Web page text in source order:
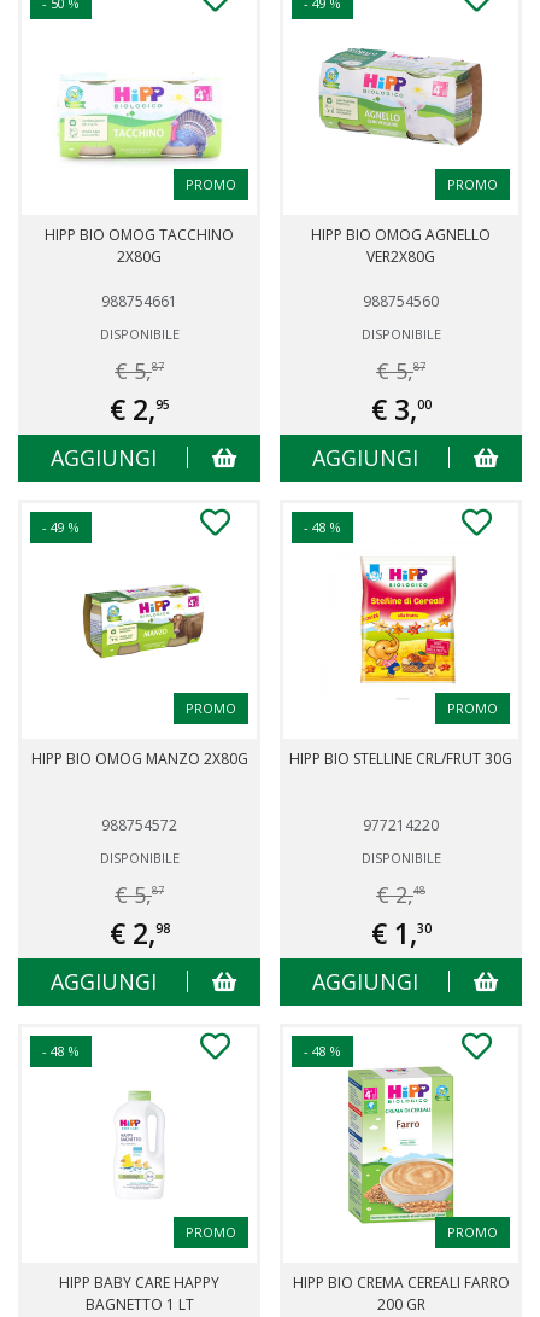
PROMO
HIPP BIO OMOG TACCHINO
2X80G
988754661
DISPONIBILE
€ 5,87
€ 2,95
AGGIUNGI
PROMO
HIPP BIO OMOG AGNELLO
VER2X80G
988754560
DISPONIBILE
€ 5,87
€ 3,00
AGGIUNGI
- 49 %
PROMO
HIPP BIO OMOG MANZO 2X80G
988754572
DISPONIBILE
€ 5,87
€ 2,98
AGGIUNGI
- 48 %
PROMO
HIPP BIO STELLINE CRL/FRUT 30G
977214220
DISPONIBILE
€ 2,48
€ 1,30
AGGIUNGI
- 48 %
PROMO
HIPP BABY CARE HAPPY
BAGNETTO 1 LT
- 48 %
PROMO
HIPP BIO CREMA CEREALI FARRO
200 GR